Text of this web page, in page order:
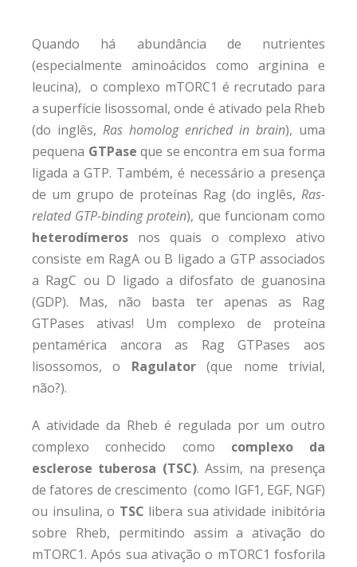
Quando há abundância de nutrientes
(especialmente aminoácidos como arginina e
leucina), o complexo mTORC1 é recrutado para
a superfície lisossomal, onde é ativado pela Rheb
(do inglês, Ras homolog enriched in brain), uma
pequena GTPase que se encontra em sua forma
ligada a GTP. Também, é necessário a presença
de um grupo de proteínas Rag (do inglês, Ras-
related GTP-binding protein), que funcionam como
heterodímeros nos quais o complexo ativo
consiste em RagA ou B ligado a GTP associados
a RagC ou D ligado a difosfato de guanosina
(GDP). Mas, não basta ter apenas as Rag
GTPases ativas! Um complexo de proteína
pentamérica ancora as Rag GTPases aos
lisossomos, o Ragulator(que nome trivial,
não?).
A atividade da Rheb é regulada por um outro
complexo conhecido como complexo da
esclerose tuberosa (TSC). Assim, na presença
de fatores de crescimento (como IGF1, EGF, NGF)
ou insulina, o TSC libera sua atividade inibitória
sobre Rheb, permitindo assim a ativação do
mTORC1. Após sua ativação o mTORC1 fosforila